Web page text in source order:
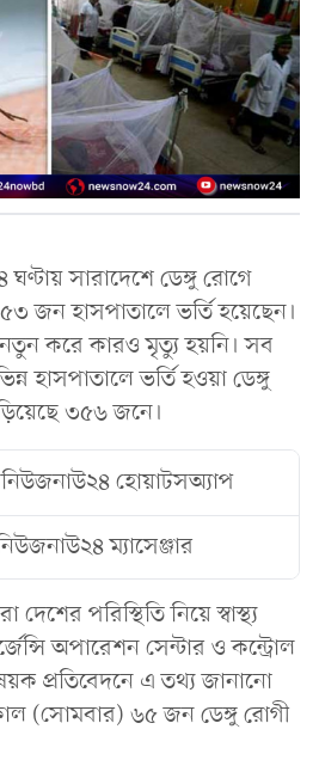
সারাদেশে ডেঙ্গু রোগে
জন হাসপাতালে ভর্তি হয়েছেন।
করে কারও মৃত্যু হয়নি। সব
হাসপাতালে ভর্তি হওয়া ডেঙ্গু
৩৫৬ জনে।
নিউজনাউ২৪ হোয়াটসঅ্যাপ
ম্যাসেঞ্জার
পরিস্থিতি নিয়ে স্বাস্থ্য
অপারেশন সেন্টার ও কন্ট্রোল
প্রতিবেদনে এ তথ্য জানানো
(সোমবার) ৬৫ জন ডেঙ্গু রোগী